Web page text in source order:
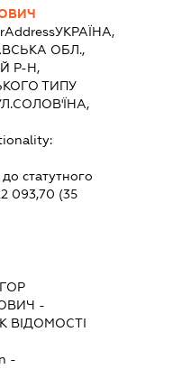
УКРАЇНА,
ОБЛ.,
Р-Н,
ТИПУ
статутного
093,70 (35
-
ВІДОМОСТІ
-